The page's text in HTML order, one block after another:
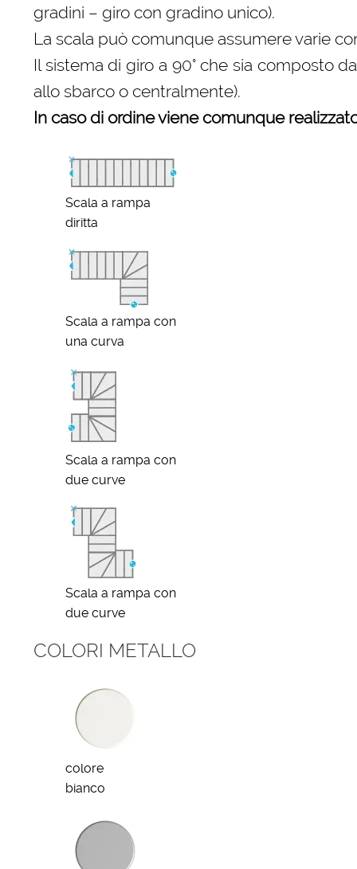
gradini – giro con gradino unico).
La scala può comunque assumere varie
Il sistema di giro a 90° che sia composto
allo sbarco o centralmente).
In caso di ordine viene comunque
Scala a rampa
diritta
Scala a rampa con
una curva
Scala a rampa con
due curve
Scala a rampa con
due curve
COLORI METALLO
colore
bianco